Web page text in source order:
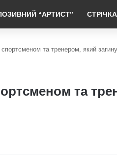
“АРТИСТ”
та тренером, який
та